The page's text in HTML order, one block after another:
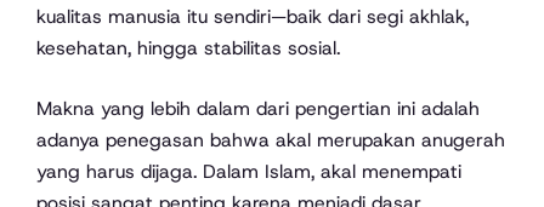
kualitas manusia itu sendiri—baik dari segi akhlak,
kesehatan, hingga stabilitas sosial.
Makna yang lebih dalam dari pengertian ini adalah
adanya penegasan bahwa akal merupakan anugerah
yang harus dijaga. Dalam Islam, akal menempati